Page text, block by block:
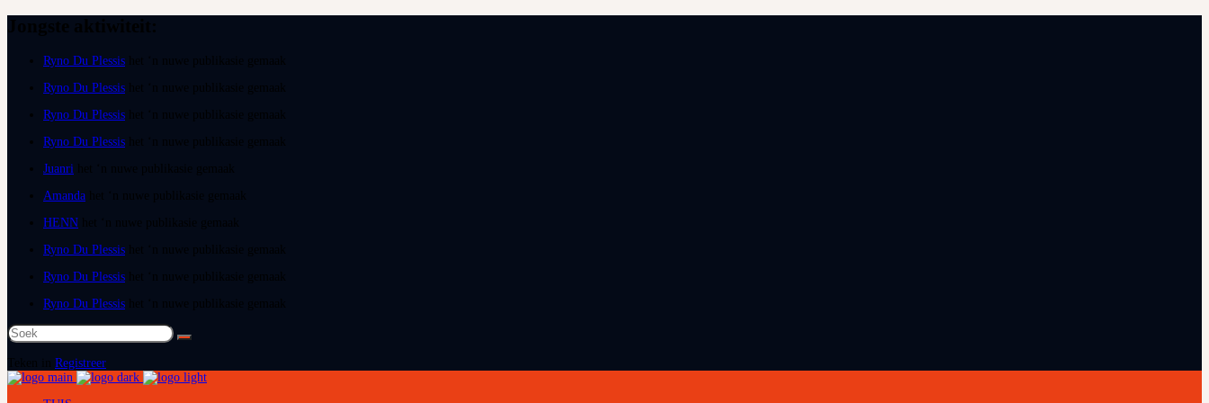
Ryno Du Plessis
Ryno Du Plessis
Ryno Du Plessis
Ryno Du Plessis
Juanri
Amanda
HENN
Ryno Du Plessis
Ryno Du Plessis
Ryno Du Plessis
Soek
na:
Registreer